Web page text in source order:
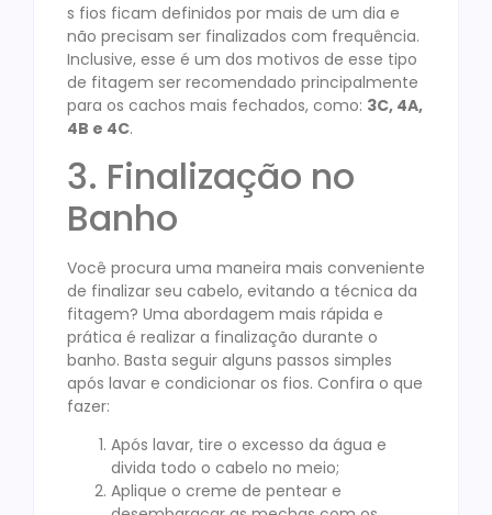
s fios ficam definidos por mais de um dia e
não precisam ser finalizados com frequência.
Inclusive, esse é um dos motivos de esse tipo
de fitagem ser recomendado principalmente
para os cachos mais fechados, como: 3C, 4A,
4B e 4C.
3. Finalização no
Banho
Você procura uma maneira mais conveniente
de finalizar seu cabelo, evitando a técnica da
fitagem? Uma abordagem mais rápida e
prática é realizar a finalização durante o
banho. Basta seguir alguns passos simples
após lavar e condicionar os fios. Confira o que
fazer:
Após lavar, tire o excesso da água e
divida todo o cabelo no meio;
Aplique o creme de pentear e